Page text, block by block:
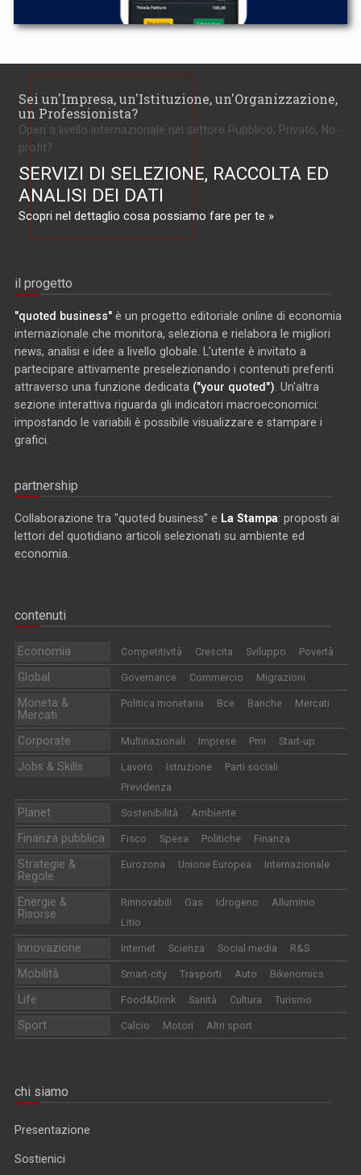
Sei un'Impresa, un'Istituzione, un'Organizzazione,
un Professionista?
Operi a livello internazionale nel settore Pubblico, Privato, No-
profit?
SERVIZI DI SELEZIONE, RACCOLTA ED
ANALISI DEI DATI
Scopri nel dettaglio cosa possiamo fare per te »
il progetto
"quoted business" è un progetto editoriale online di economia
internazionale che monitora, seleziona e rielabora le migliori
news, analisi e idee a livello globale. L'utente è invitato a
partecipare attivamente preselezionando i contenuti preferiti
attraverso una funzione dedicata ("your quoted") . Un'altra
sezione interattiva riguarda gli indicatori macroeconomici:
impostando le variabili è possibile visualizzare e stampare i
grafici.
partnership
Collaborazione tra "quoted business" e La Stampa: proposti ai
lettori del quotidiano articoli selezionati su ambiente ed
economia.
contenuti
Economia Competitività Crescita Sviluppo Povertà
Global Governance Commercio Migrazioni
Moneta &
Mercati
Politica monetaria Bce Banche Mercati
Corporate Multinazionali Imprese Pmi Start-up
Jobs & Skills Lavoro Istruzione
Parti sociali
Previdenza
Planet Sostenibilità Ambiente
Finanza pubblica Fisco Spesa Politiche Finanza
Strategie &
Regole
Eurozona Unione Europea Internazionale
Energie &
Risorse
Rinnovabili Gas Idrogeno
Alluminio
Litio
Innovazione Internet Scienza Social media R&S
Mobilità Smart-city Trasporti Auto Bikenomics
Life Food&Drink Sanità Cultura Turismo
Sport Calcio Motori Altri sport
chi siamo
Presentazione
Sostienici